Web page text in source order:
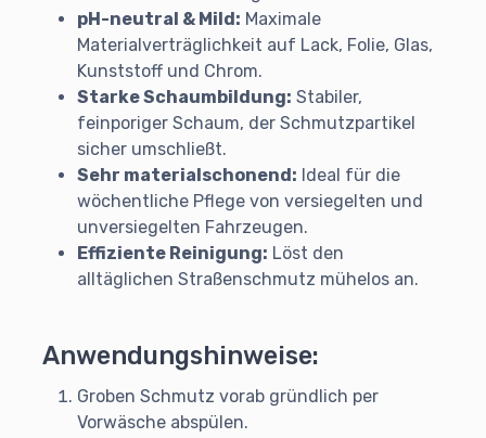
pH-neutral & Mild: Maximale
Materialverträglichkeit auf Lack, Folie, Glas,
Kunststoff und Chrom.
Starke Schaumbildung: Stabiler,
feinporiger Schaum, der Schmutzpartikel
sicher umschließt.
Sehr materialschonend: Ideal für die
wöchentliche Pflege von versiegelten und
unversiegelten Fahrzeugen.
Effiziente Reinigung: Löst den
alltäglichen Straßenschmutz mühelos an.
Anwendungshinweise:
Groben Schmutz vorab gründlich per
Vorwäsche abspülen.